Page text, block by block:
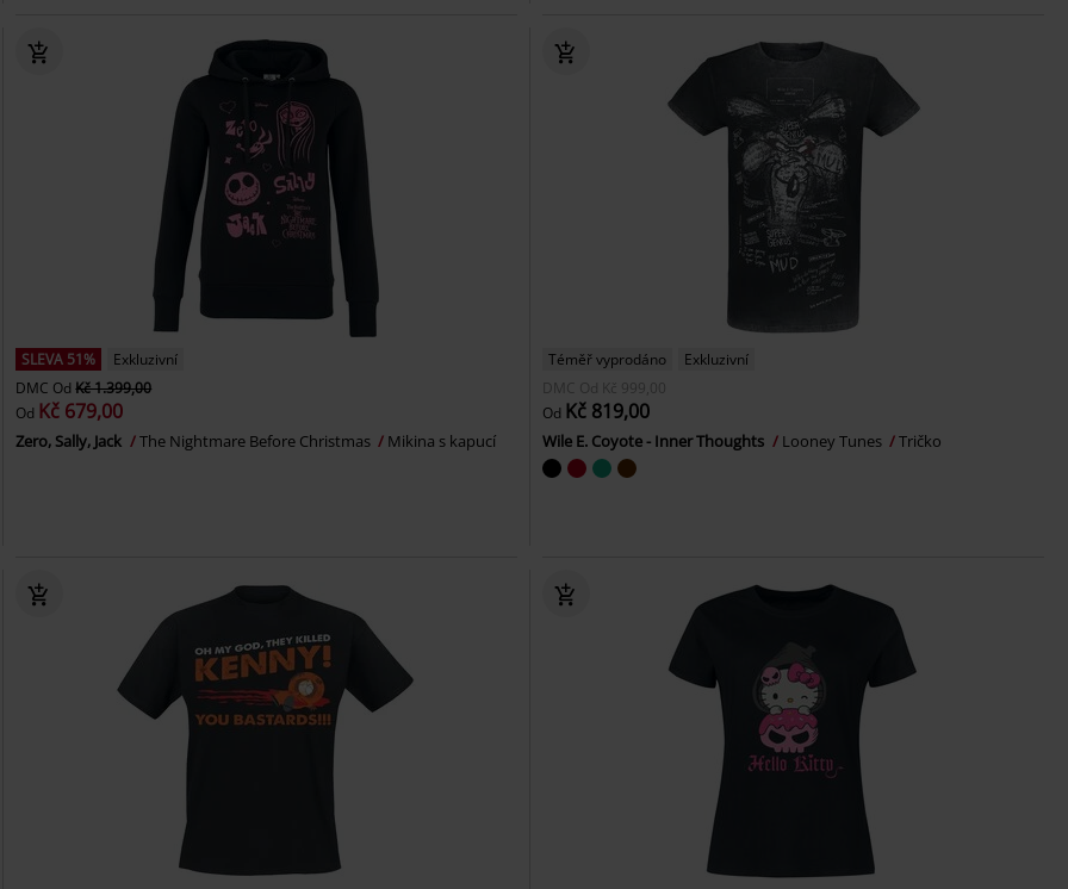
SLEVA 51%
Exkluzivní
DMC OdKč 1.399,00
Od Kč 679,00
Zero, Sally, Jack The Nightmare Before Christmas Mikina s kapucí
Téměř vyprodáno
Exkluzivní
DMC Od Kč 999,00
Od Kč 819,00
Wile E. Coyote - Inner Thoughts Looney Tunes Tričko